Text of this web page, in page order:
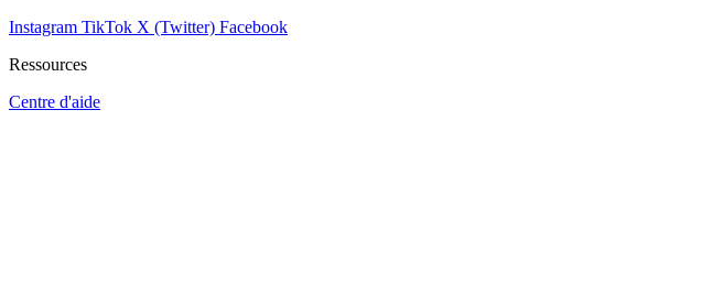
Instagram TikTok X (Twitter) Facebook
Ressources
Centre d'aide